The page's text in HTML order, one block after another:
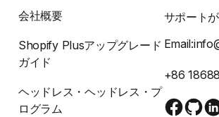
会社概要
Shopify Plusアップグレード
ガイド
ヘッドレス・ヘッドレス・プ
ログラム
サポート
+86